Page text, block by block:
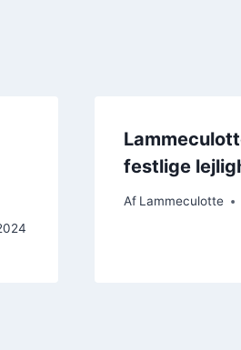
festlige
Af Lammeculotte